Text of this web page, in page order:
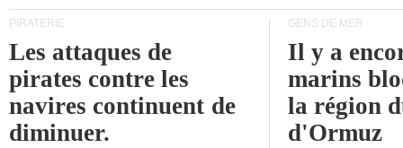
PIRATERIE
Les attaques de
pirates contre les
navires continuent de
diminuer.
GENS DE MER
Il y a
marins
la région
d'Ormuz